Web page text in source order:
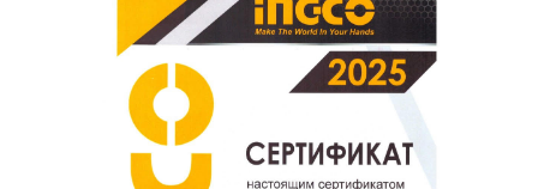
Оставить отзыв о покупке